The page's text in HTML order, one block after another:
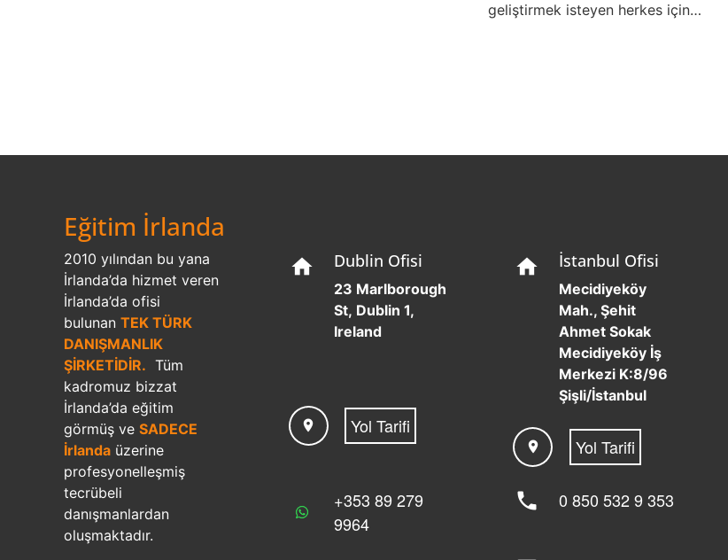
geliştirmek isteyen herkes için…
Hedefe Yönelik Eğitim
Hedefe Yönelik Eğitim James Joyce:
“Kendi adıma her zaman Dublin hakkında
yazarım, çünkü Dublin’in kalbine
inebilirsem dünyanın tüm şehirlerinin
İrlanda Kahvesi
İrlanda Kahvesi Lezzeti ve kokusu ile
günlük hayatımıza eşlik eden kahvenin
bir günü olduğunu biliyor muydunuz?